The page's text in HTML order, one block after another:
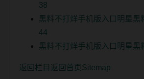
38
黑料不打烊手机版入口明星黑
44
黑料不打烊手机版入口明星黑
返回栏目 返回首页 Sitemap